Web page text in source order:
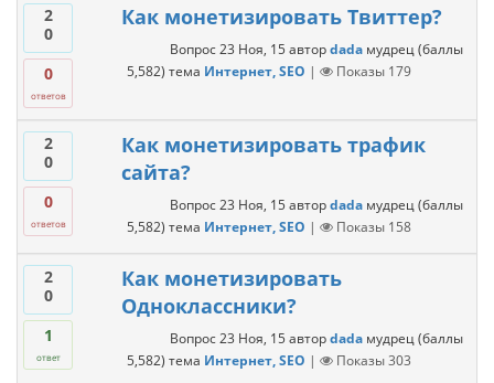
2
0
0
ответов
Как монетизировать Твиттер?
Вопрос 23 Ноя, 15 авторdada мудрец (баллы
5,582) тема Интернет, SEO | Показы 179
2
0
0
ответов
Как монетизировать трафик
сайта?
Вопрос 23 Ноя, 15 авторdada мудрец (баллы
5,582) тема Интернет, SEO | Показы 158
2
0
1
ответ
Как монетизировать
Одноклассники?
Вопрос 23 Ноя, 15 авторdada мудрец (баллы
5,582) тема Интернет, SEO | Показы303